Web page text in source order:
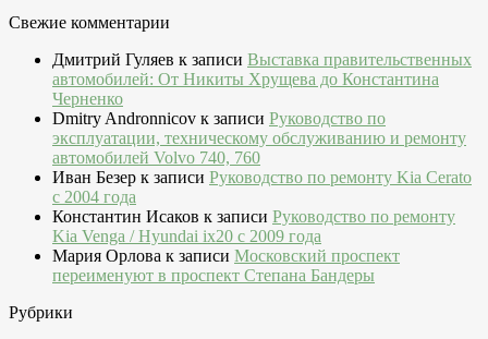
Свежие комментарии
Дмитрий Гуляев к записи Выставка правительственных
автомобилей: От Никиты Хрущева до Константина
Черненко
Dmitry Andronnicov к записи Руководство по
эксплуатации, техническому обслуживанию и ремонту
автомобилей Volvo 740, 760
Иван Безер к записи Руководство по ремонту Kia Cerato
c 2004 года
Константин Исаков к записи Руководство по ремонту
Kia Venga / Hyundai ix20 c 2009 года
Мария Орлова к записи Московский проспект
переименуют в проспект Степана Бандеры
Рубрики